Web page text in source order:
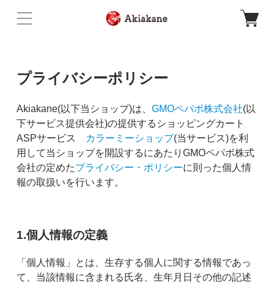
プライバシーポリシー
Akiakane(以下当ショップ)は、 GMOペパボ株式会社(以
下サービス提供会社)の提供するショッピングカート
ASPサービス
カラーミーショップ(当サービス)を利
用して当ショップを開設するにあたりGMOペパボ株式
会社の定めたプライバシー・ポリシーに則った個人情
報の取扱いを行います。
1.個人情報の定義
「個人情報」とは、生存する個人に関する情報であっ
て、当該情報に含まれる氏名、生年月日その他の記述